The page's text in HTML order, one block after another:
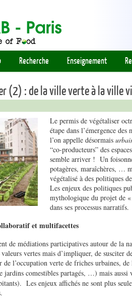
Recherche Enseignement
(2) : de la ville verte à la ville
Le permis de végétaliser
étape dans l’émergence
l’on appelle désormais
“co-producteurs” des
semble arriver ! Un
potagères, maraîchères, …
végétalisé à des politiques
Les enjeux des politiques
mythologique du projet de
dans ses processus narratifs.
et multifacettes
de médiations participatives autour de la
vertes mais d’impliquer, de susciter
de l’occupation verte de friches urbaines,
jardins comestibles partagés, …) mais aussi
Les enjeux affichés ne sont plus